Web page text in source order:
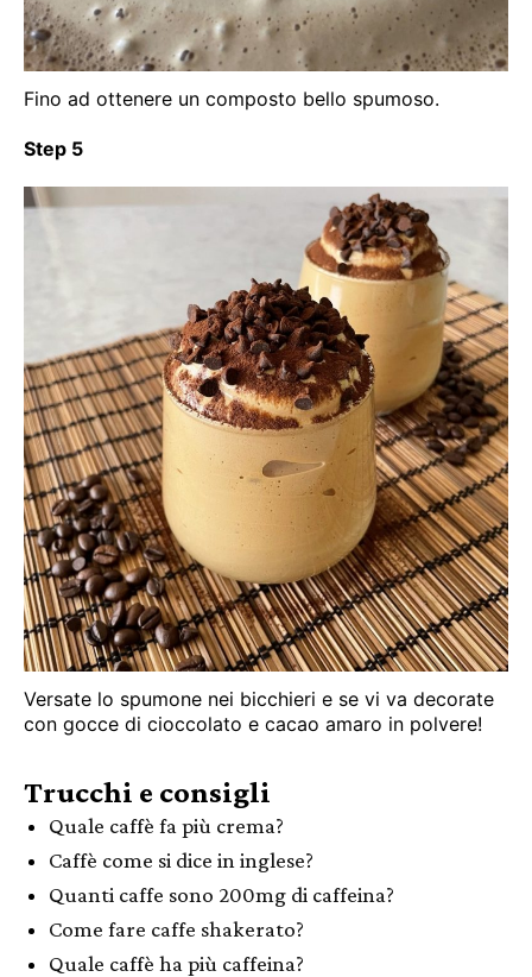
Fino ad ottenere un composto bello spumoso.
Step 5
Versate lo spumone nei bicchieri e se vi va decorate
con gocce di cioccolato e cacao amaro in polvere!
Trucchi e consigli
Quale caffè fa più crema?
Caffè come si dice in inglese?
Quanti caffe sono 200mg di caffeina?
Come fare caffe shakerato?
Quale caffè ha più caffeina?